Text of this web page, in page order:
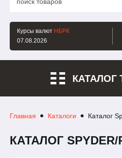
Курсы валют НБРК
07.08.2026
КАТАЛОГ
Главная Каталоги Каталог
КАТАЛОГ SPYDER/